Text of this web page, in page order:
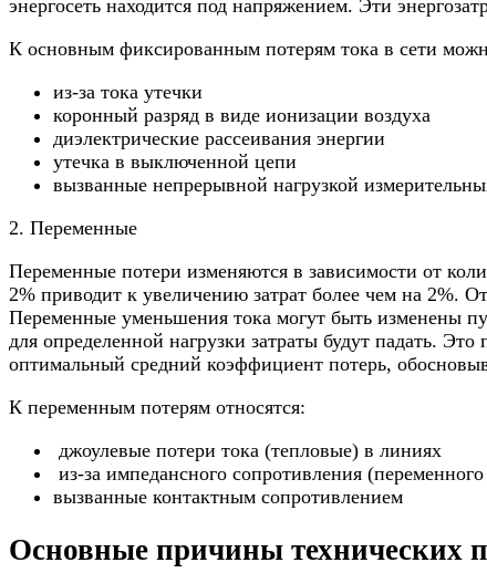
энергосеть находится под напряжением. Эти
К основным фиксированным потерям тока в сети
из-за тока утечки
коронный разряд в виде ионизации воздуха
диэлектрические рассеивания энергии
утечка в выключенной цепи
вызванные непрерывной нагрузкой
2. Переменные
Переменные потери изменяются в зависимости от
2% приводит к увеличению затрат более чем на 2%.
Переменные уменьшения тока могут быть изменены
для определенной нагрузки затраты будут падать.
оптимальный средний коэффициент потерь,
К переменным потерям относятся:
джоулевые потери тока (тепловые) в линиях
из-за импедансного сопротивления
вызванные контактным сопротивлением
Основные причины технических